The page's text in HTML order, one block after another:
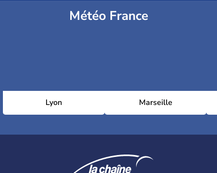
Météo France
Lyon Marseille